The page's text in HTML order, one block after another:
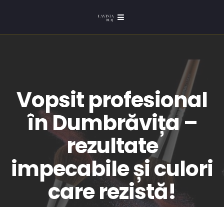
Vopsit profesional
în Dumbrăvița –
rezultate
impecabile și culori
care rezistă!